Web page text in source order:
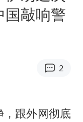
卷潜势
1枚就能让航母瘫痪 轰-6J实力有多强
上门女婿出轨女邻居多年被判重婚罪
国敲响警
2
跟外网彻底